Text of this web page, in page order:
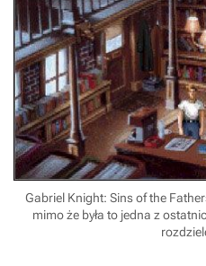
Gabriel Knight: Sins of the
mimo że była to jedna z